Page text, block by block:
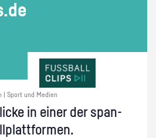
| Sport und Medien
in einer der span­